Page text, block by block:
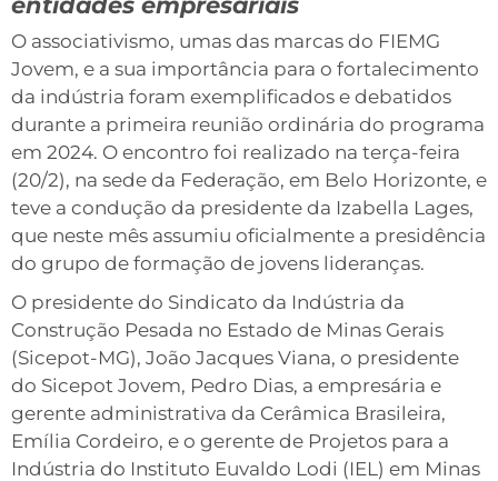
O associativismo, umas das marcas do FIEMG
Jovem, e a sua importância para o fortalecimento
da indústria foram exemplificados e debatidos
durante a primeira reunião ordinária do programa
em 2024. O encontro foi realizado na terça-feira
(20/2), na sede da Federação, em Belo Horizonte, e
teve a condução da presidente da Izabella Lages,
que neste mês assumiu oficialmente a presidência
do grupo de formação de jovens lideranças.
O presidente do Sindicato da Indústria da
Construção Pesada no Estado de Minas Gerais
(Sicepot-MG), João Jacques Viana, o presidente
do Sicepot Jovem, Pedro Dias, a empresária e
gerente administrativa da Cerâmica Brasileira,
Emília Cordeiro, e o gerente de Projetos para a
Indústria do Instituto Euvaldo Lodi (IEL) em Minas